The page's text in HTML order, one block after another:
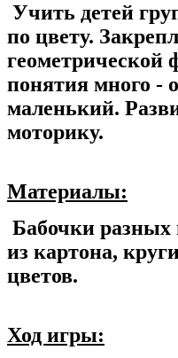
Учить детей
по цвету.
понятия много -
маленький.
моторику.
Материалы:
Бабочки разных
из картона,
цветов.
Ход игры: